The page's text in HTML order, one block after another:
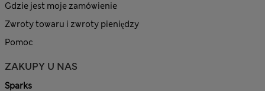
Gdzie jest moje zamówienie
Zwroty towaru i zwroty pieniędzy
Pomoc
ZAKUPY U NAS
Sparks